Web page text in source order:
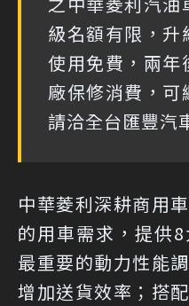
級名額有限，
使用免費，兩年
廠保修消費，可
請洽全台匯豐汽
中華菱利深耕商用
的用車需求，提供
最重要的動力性能
增加送貨效率；搭